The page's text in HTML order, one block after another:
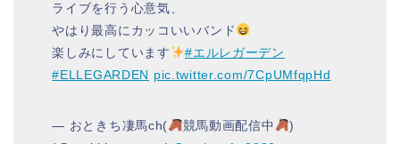
ライブを行う心意気、
やはり最高にカッコいいバンド
楽しみにしています
#エルレガーデン
#ELLEGARDEN pic.twitter.com/7CpUMfqpHd
— おときち凄馬ch( 競馬動画配信中
)